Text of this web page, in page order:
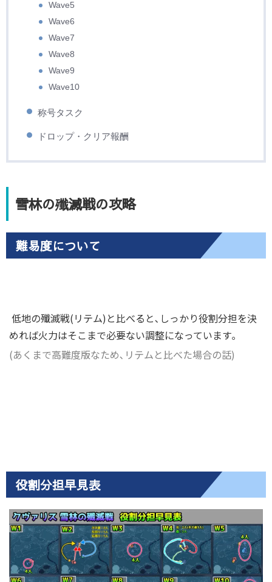
Wave5
Wave6
Wave7
Wave8
Wave9
Wave10
称号タスク
ドロップ・クリア報酬
雪林の殲滅戦の攻略
難易度について
低地の殲滅戦(リテム)と比べると､しっかり役割分担を決
めれば火力はそこまで必要ない調整になっています｡
(あくまで高難度版なため､リテムと比べた場合の話)
役割分担早見表